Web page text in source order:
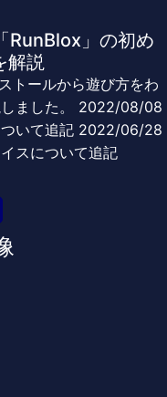
RunBlox」の初め
解説
トールから遊び方をわ
ました。 2022/08/08
ついて追記 2022/06/28
スについて追記